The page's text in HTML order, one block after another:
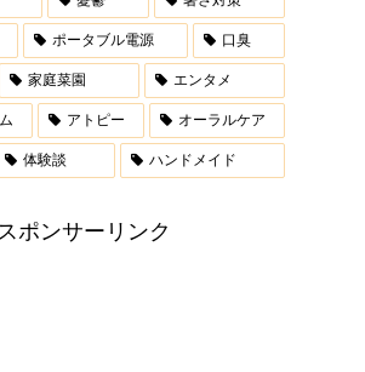
ポータブル電源 口臭
家庭菜園 エンタメ
アトピー オーラルケア
体験談 ハンドメイド
スポンサーリンク